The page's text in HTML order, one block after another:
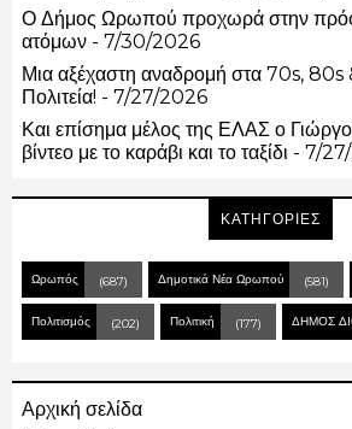
Ο Δήμος Ωρωπού προχωρά στην
ατόμων - 7/30/2026
Μια αξέχαστη αναδρομή στα 70s,
Πολιτεία! - 7/27/2026
Και επίσημα μέλος της ΕΛΑΣ ο
βίντεο με το καράβι και το ταξίδι - 7/
ΚΑΤΗΓΟΡΙΕΣ
Ωρωπός (687) Δημοτικά Νέα Ωρωπού (581)
Πολιτισμός (202) Πολιτική (177) ΔΗΜΟΣ
Αρχική σελίδα